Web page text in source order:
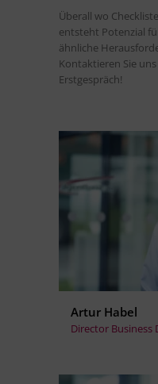
Überall wo
entsteht Potenzial
ähnliche
Kontaktieren Sie
Erstgespräch!
Artur Habel
Director